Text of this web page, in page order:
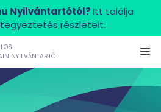
Nyilvántartótól?Itt találja
részleteit.
NYILVÁNTARTÓ